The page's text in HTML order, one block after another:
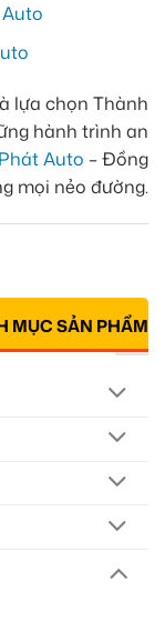
lựa chọn Thành
hành trình an
Auto – Đồng
mọi nẻo đường.
MỤC SẢN PHẨM